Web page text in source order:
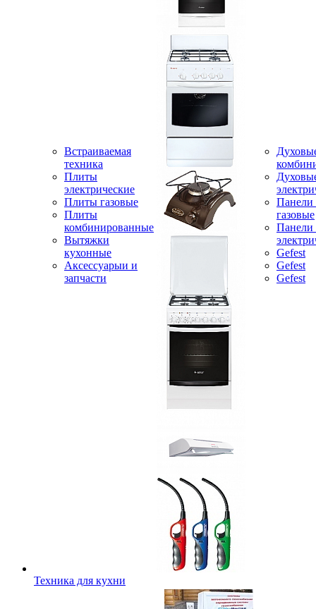
Встраиваемая
техника
Плиты
электрические
Плиты газовые
Плиты
комбинированные
Вытяжки
кухонные
Аксессуарыи и
запчасти
Панели
газовые
Панели
Gefest
Gefest
Gefest
Техника для кухни